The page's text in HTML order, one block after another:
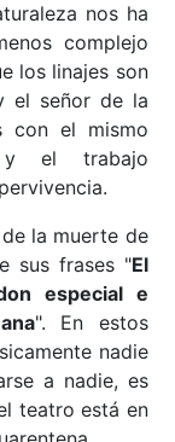
nos ha
complejo
los linajes son
el señor de la
con el mismo
el trabajo
la muerte de
sus frases "El
especial e
". En estos
nadie
a nadie, es
teatro está en